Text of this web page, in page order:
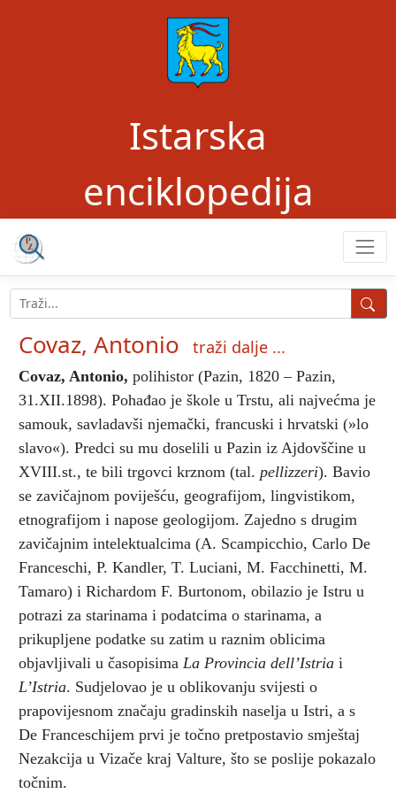
Istarska
enciklopedija
Covaz, Antonio traži dalje ...
Covaz, Antonio, polihistor (Pazin, 1820 – Pazin,
31.XII.1898). Pohađao je škole u Trstu, ali najvećma je
samouk, savladavši njemački, francuski i hrvatski (»lo
slavo«). Predci su mu doselili u Pazin iz Ajdovščine u
XVIII.st., te bili trgovci krznom (tal. pellizzeri). Bavio
se zavičajnom poviješću, geografijom, lingvistikom,
etnografijom i napose geologijom. Zajedno s drugim
zavičajnim intelektualcima (A. Scampicchio, Carlo De
Franceschi, P. Kandler, T. Luciani, M. Facchinetti, M.
Tamaro) i Richardom F. Burtonom, obilazio je Istru u
potrazi za starinama i podatcima o starinama, a
prikupljene podatke su zatim u raznim oblicima
objavljivali u časopisima La Provincia dell’Istria i
L’Istria. Sudjelovao je u oblikovanju svijesti o
prapovijesnom značaju gradinskih naselja u Istri, a s
De Franceschijem prvi je točno pretpostavio smještaj
Nezakcija u Vizače kraj Valture, što se poslije pokazalo
točnim.